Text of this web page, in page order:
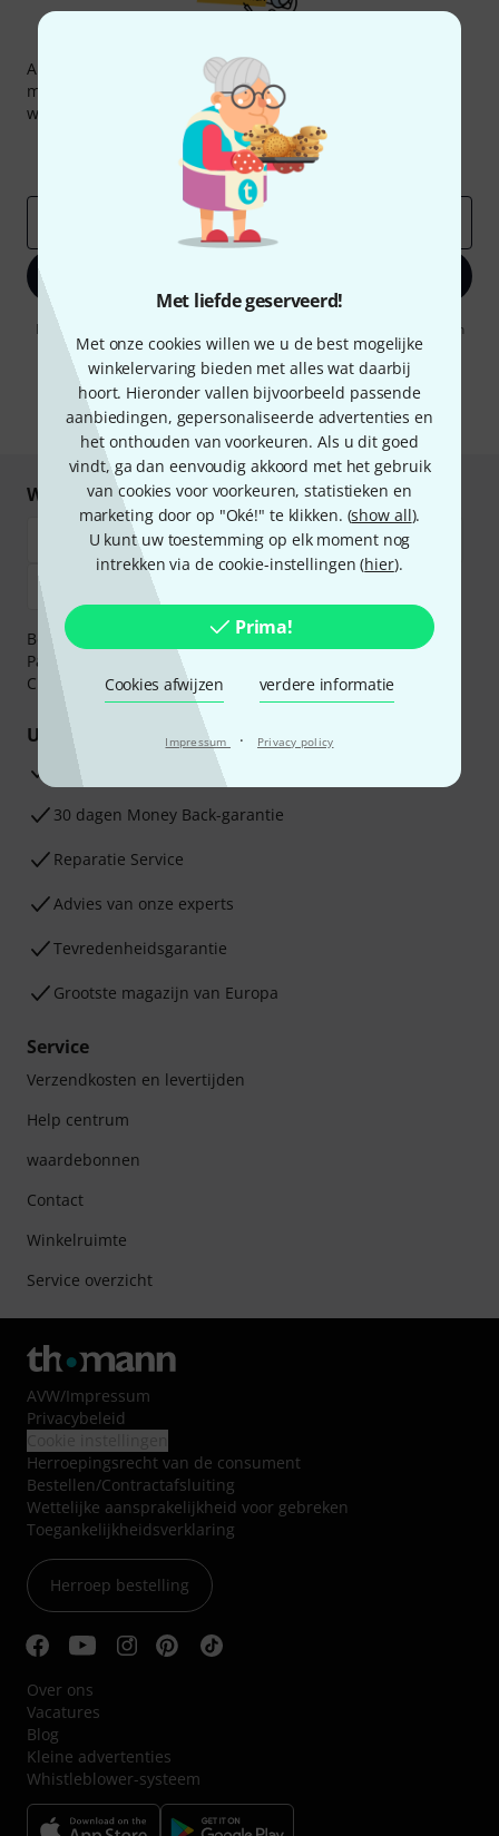
Met liefde geserveerd!
Met onze cookies willen we u de best mogelijke
winkelervaring bieden met alles wat daarbij
hoort. Hieronder vallen bijvoorbeeld passende
aanbiedingen, gepersonaliseerde advertenties en
het onthouden van voorkeuren. Als u dit goed
vindt, ga dan eenvoudig akkoord met het gebruik
van cookies voor voorkeuren, statistieken en
marketing door op "Oké!" te klikken. (show all).
U kunt uw toestemming op elk moment nog
intrekken via de cookie-instellingen (hier).
Prima!
Cookies afwijzen verdere informatie
Impressum · Privacy policy
Abonneer u op de Thomann-nieuwsbrief in het Engels en
met een beetje geluk kunt u een van
waarde van
per stuk winnen!
Inspirerende bijdragen
Aanbiedingen
Thomann-inzichten
Door op "Registreer nu" te klikken, gaat u akkoord met het ontvangen
van e-mailreclame. U kunt zich op elk moment afmelden. Meer
informatie over de nieuwsbrief vindt u in onzerichtlijn
gegevensbescherming
* Benodigd
Winkel en betaal veilig
Betaalt u veilig en vertrouwd met Bankoverschrijving,
PayPal, iDEAL,
Klarna Betaal Nu
Creditcard.
Uw voordelen
3 jaar Thomann garantie
30 dagen Money Back-garantie
Reparatie Service
Advies van onze experts
Tevredenheidsgarantie
Grootste magazijn van Europa
Service
Verzendkosten en levertijden
Help centrum
waardebonnen
Contact
Winkelruimte
Service overzicht
AVW/Impressum
Privacybeleid
Herroepingsrecht van de consument
Bestellen/Contractafsluiting
Wettelijke aansprakelijkheid voor gebreken
Toegankelijkheidsverklaring
Herroep bestelling
Over ons
Vacatures
Blog
Kleine advertenties
Whistleblower-systeem